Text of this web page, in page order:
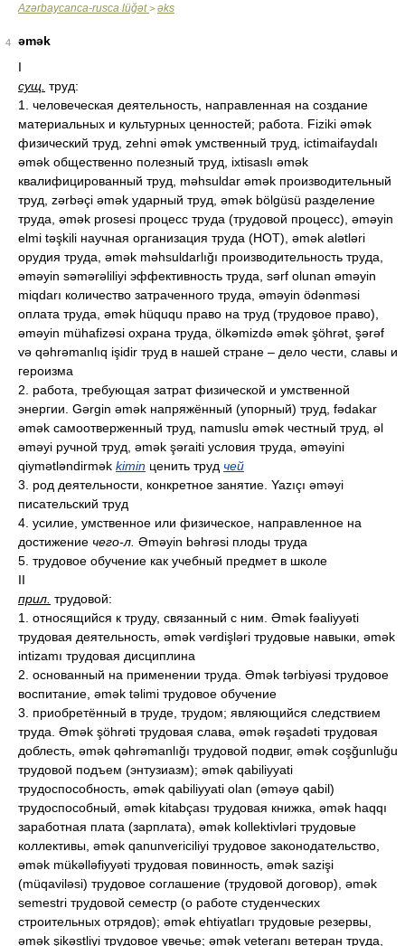
Azərbaycanca-rusca lüğət> əks
4
əmək
I
сущ. труд:
1. человеческая деятельность, направленная на создание
материальных и культурных ценностей; работа. Fiziki əmək
физический труд, zehni əmək умственный труд, ictimaifaydalı
əmək общественно полезный труд, ixtisaslı əmək
квалифицированный труд, məhsuldar əmək производительный
труд, zərbəçi əmək ударный труд, əmək bölgüsü разделение
труда, əmək prosesi процесс труда (трудовой процесс), əməyin
elmi təşkili научная организация труда (НОТ), əmək alətləri
орудия труда, əmək məhsuldarlığı производительность труда,
əməyin səmərəliliyi эффективность труда, sərf olunan əməyin
miqdarı количество затраченного труда, əməyin ödənməsi
оплата труда, əmək hüququ право на труд (трудовое право),
əməyin mühafizəsi охрана труда, ölkəmizdə əmək şöhrət, şərəf
və qəhrəmanlıq işidir труд в нашей стране – дело чести, славы и
героизма
2. работа, требующая затрат физической и умственной
энергии. Gərgin əmək напряжённый (упорный) труд, fədakar
əmək самоотверженный труд, namuslu əmək честный труд, əl
əməyi ручной труд, əmək şəraiti условия труда, əməyini
qiymətləndirmək kimin ценить труд чей
3. род деятельности, конкретное занятие. Yazıçı əməyi
писательский труд
4. усилие, умственное или физическое, направленное на
достижение чего-л. Əməyin bəhrəsi плоды труда
5. трудовое обучение как учебный предмет в школе
II
прил. трудовой:
1. относящийся к труду, связанный с ним. Əmək fəaliyyəti
трудовая деятельность, əmək vərdişləri трудовые навыки, əmək
intizamı трудовая дисциплина
2. основанный на применении труда. Əmək tərbiyəsi трудовое
воспитание, əmək təlimi трудовое обучение
3. приобретённый в труде, трудом; являющийся следствием
труда. Əmək şöhrəti трудовая слава, əmək rəşadəti трудовая
доблесть, əmək qəhrəmanlığı трудовой подвиг, əmək coşğunluğu
трудовой подъем (энтузиазм); əmək qabiliyyati
трудоспособность, əmək qabiliyyati olan (əməyə qabil)
трудоспособный, əmək kitabçası трудовая книжка, əmək haqqı
заработная плата (зарплата), əmək kollektivləri трудовые
коллективы, əmək qanunvericiliyi трудовое законодательство,
əmək mükəlləfiyyəti трудовая повинность, əmək sazişi
(müqaviləsi) трудовое соглашение (трудовой договор), əmək
semestri трудовой семестр (о работе студенческих
строительных отрядов); əmək ehtiyatları трудовые резервы,
əmək şikəstliyi трудовое увечье; əmək veteranı ветеран труда,